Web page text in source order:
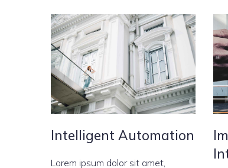
Intelligent Automation
Lorem ipsum dolor sit amet,